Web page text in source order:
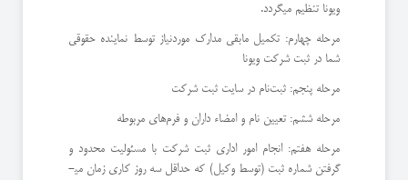
ویونا تنظیم می­گردد.
مرحله چهارم: تکمیل مابقی مدارک موردنیاز توسط نماینده حقوقی
شما در ثبت شرکت ویونا
مرحله پنجم: ثبت‌نام در سایت ثبت شرکت
مرحله ششم: تعیین نام و امضاء داران و فرم‌های مربوطه
مرحله هفتم: انجام امور اداری ثبت شرکت با مسئولیت محدود و
گرفتن شماره ثبت (توسط وکیل) که حداقل سه روز کاری زمان می­